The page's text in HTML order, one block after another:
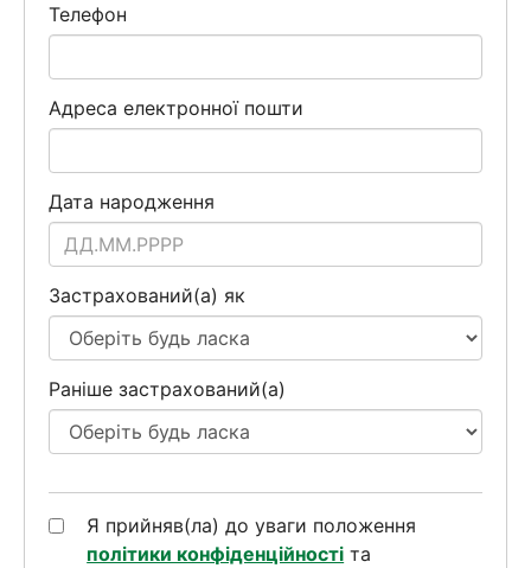
Телефон
Адреса електронної пошти
Дата народження
Застрахований(а) як
Раніше застрахований(а)
Я прийняв(ла) до уваги положення
політики конфіденційності та